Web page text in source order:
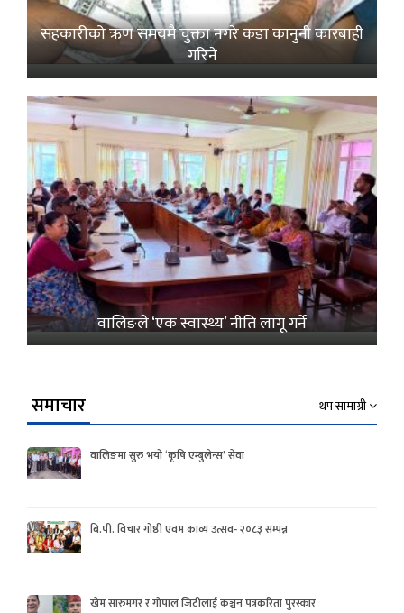
सहकारीको ऋण समयमै चुक्ता नगरे कडा कानुनी कारबाही
गरिने
वालिङले ‘एक स्वास्थ्य’ नीति लागू गर्ने
समाचार थप सामाग्री
वालिङमा सुरु भयो ‘कृषि एम्बुलेन्स’ सेवा
बि.पी. विचार गोष्ठी एवम काव्य उत्सव- २०८३ सम्पन्न
खेम सारुमगर र गोपाल जिटीलाई कञ्चन पत्रकरिता पुरस्कार